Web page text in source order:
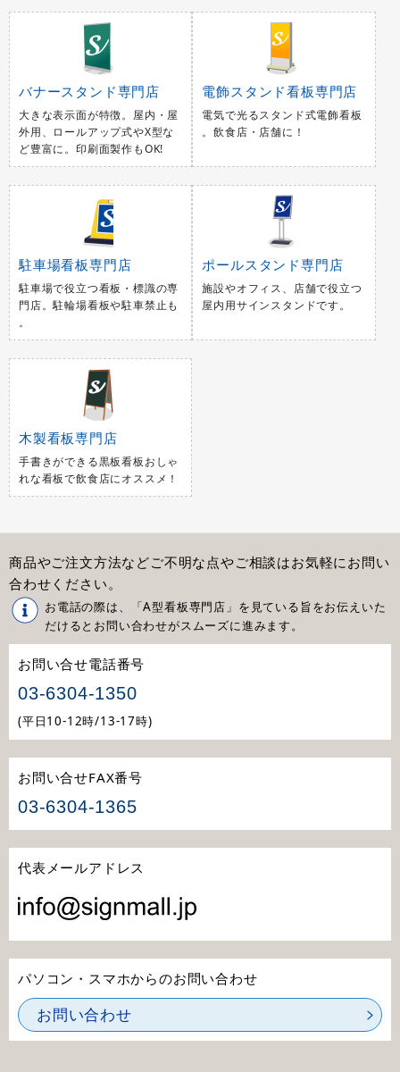
バナースタンド専門店
大きな表示面が特徴。屋内・屋
外用、ロールアップ式やX型な
ど豊富に。印刷面製作もOK!
電飾スタンド看板専門店
電気で光るスタンド式電飾看板
。飲食店・店舗に！
駐車場看板専門店
駐車場で役立つ看板・標識の専
門店。駐輪場看板や駐車禁止も
。
ポールスタンド専門店
施設やオフィス、店舗で役立つ
屋内用サインスタンドです。
木製看板専門店
手書きができる黒板看板おしゃ
れな看板で飲食店にオススメ！
商品やご注文方法などご不明な点やご相談はお気軽にお問い
合わせください。
お電話の際は、「A型看板専門店」を見ている旨をお伝えいた
だけるとお問い合わせがスムーズに進みます。
お問い合せ電話番号
03-6304-1350
(平日10-12時/13-17時)
お問い合せFAX番号
03-6304-1365
代表メールアドレス
パソコン・スマホからのお問い合わせ
お問い合わせ